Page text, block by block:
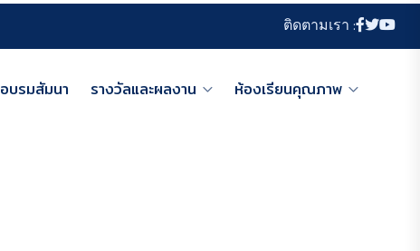
ติดตามเรา :
อบรมสัมนา รางวัลและผลงาน ห้องเรียนคุณภาพ